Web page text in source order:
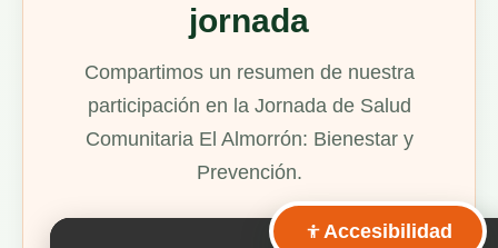
jornada
Compartimos un resumen de nuestra
participación en la Jornada de Salud
Comunitaria El Almorrón: Bienestar y
Prevención.
Accesibilidad